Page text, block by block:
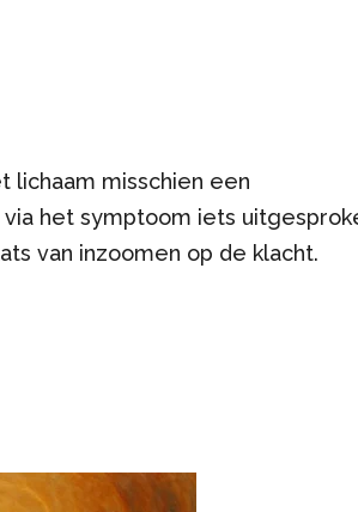
lichaam misschien een
het symptoom iets
van inzoomen op de klacht.